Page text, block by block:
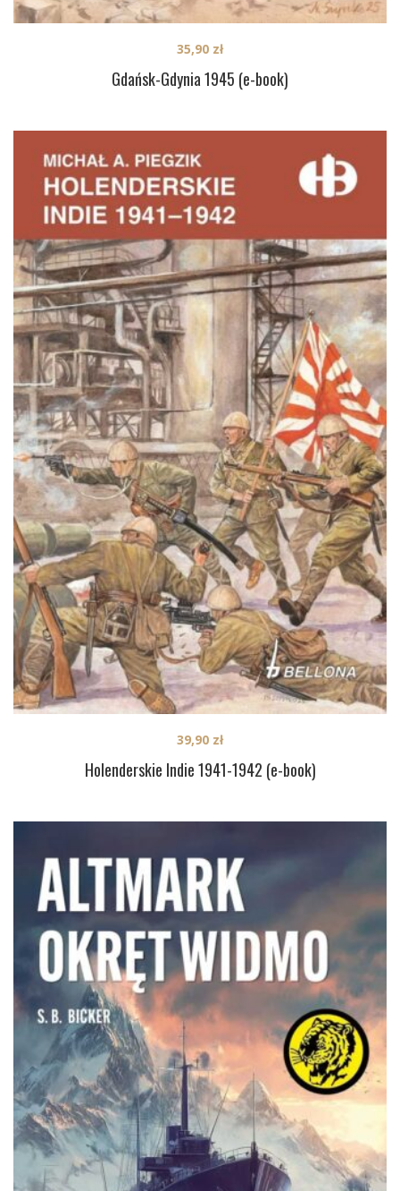
Gdańsk-Gdynia 1945 (e-book)
35,90 zł
Holenderskie Indie 1941-1942 (e-book)
39,90 zł